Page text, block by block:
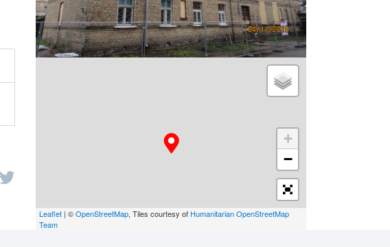
+
−
Leaflet | ©OpenStreetMap, Tiles courtesy of Humanitarian OpenStreetMap
Team